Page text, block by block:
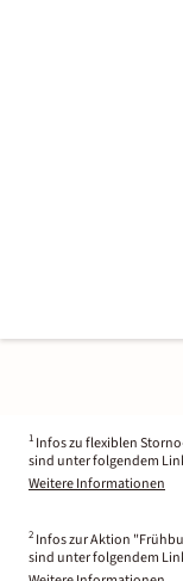
1 Infos zu flexiblen
sind unter folgendem
Weitere Informationen
2 Infos zur Aktion
sind unter folgendem